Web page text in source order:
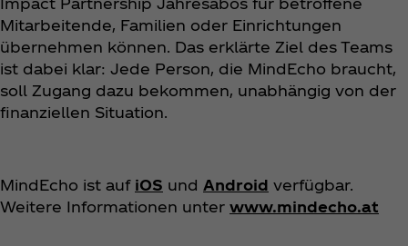
Mitarbeitende, Familien oder Einrichtungen
übernehmen können. Das erklärte Ziel des Teams
ist dabei klar: Jede Person, die MindEcho braucht,
soll Zugang dazu bekommen, unabhängig von der
finanziellen Situation.
MindEcho ist auf iOS und Android verfügbar.
Weitere Informationen unter www.mindecho.at